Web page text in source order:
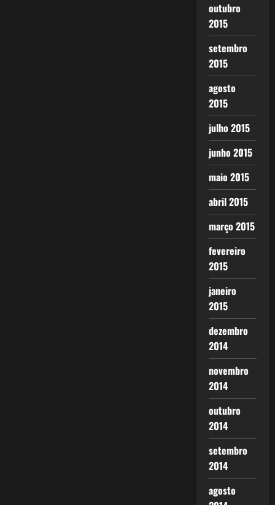
outubro
2015
setembro
2015
agosto
2015
julho 2015
junho 2015
maio 2015
abril 2015
março 2015
fevereiro
2015
janeiro
2015
dezembro
2014
novembro
2014
outubro
2014
setembro
2014
agosto